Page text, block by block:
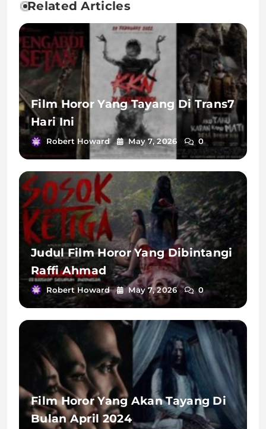
Related Articles
Film Horor Yang Tayang Di Trans7
Hari Ini
Robert Howard May 7, 2026 0
Judul Film Horor Yang Dibintangi
Raffi Ahmad
Robert Howard May 7, 2026 0
Film Horor Yang Akan Tayang Di
Bulan April 2024